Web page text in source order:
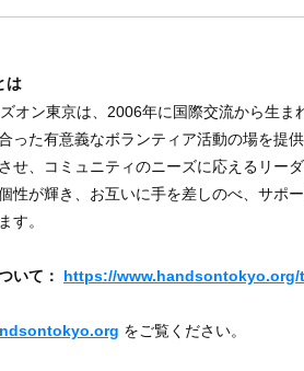
は
オン東京は、2006年に国際交流から生ま
った有意義なボランティア活動の場を提
せ、コミュニティのニーズに応えるリー
性が輝き、お互いに手を差しのべ、サポ
す。
いて： https://www.handsontokyo.org/
をご覧ください。